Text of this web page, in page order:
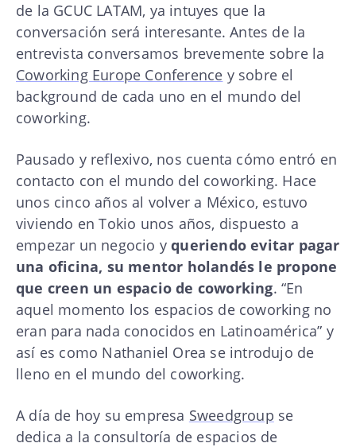
de la GCUC LATAM, ya intuyes que la
conversación será interesante. Antes de la
entrevista conversamos brevemente sobre la
Coworking Europe Conference y sobre el
background de cada uno en el mundo del
coworking.
Pausado y reflexivo, nos cuenta cómo entró en
contacto con el mundo del coworking. Hace
unos cinco años al volver a México, estuvo
viviendo en Tokio unos años, dispuesto a
empezar un negocio yqueriendo evitar pagar
una oficina, su mentor holandés le propone
que creen un espacio de coworking. “En
aquel momento los espacios de coworking no
eran para nada conocidos en Latinoamérica” y
así es como Nathaniel Orea se introdujo de
lleno en el mundo del coworking.
A día de hoy su empresa Sweedgroup se
dedica a la consultoría de espacios de